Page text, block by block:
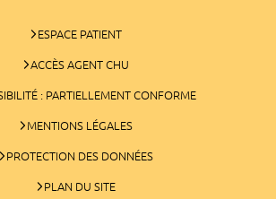
ESPACE PATIENT
ACCÈS AGENT CHU
: PARTIELLEMENT CONFORME
MENTIONS LÉGALES
PROTECTION DES DONNÉES
PLAN DU SITE